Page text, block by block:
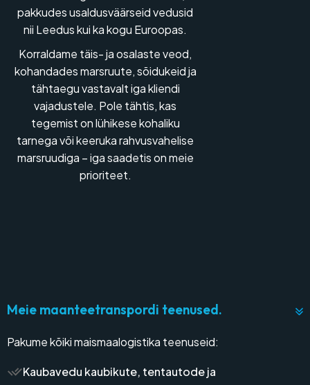
pakkudes usaldusväärseid vedusid
nii Leedus kui ka kogu Euroopas.
Korraldame täis- ja osalaste veod,
kohandades marsruute, sõidukeid ja
tähtaegu vastavalt iga kliendi
vajadustele. Pole tähtis, kas
tegemist on lühikese kohaliku
tarnega või keeruka rahvusvahelise
marsruudiga – iga saadetis on meie
prioriteet.
Meie maanteetranspordi teenused.
Pakume kõiki maismaalogistika teenuseid:
Kaubavedu kaubikute, tentautode ja